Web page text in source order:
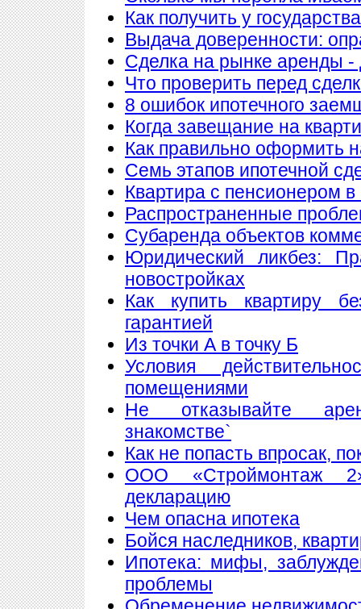
Как получить у
Выдача доверенности:
Сделка на рынке аренды -
Что проверить перед
8 ошибок ипотечного
Когда завещание на
Как правильно оформить
Семь этапов ипотечной
Квартира с пенсионером в
Распространенные
Субаренда объектов
Юридический ликбез:
новостройках
Как купить квартиру
гарантией
Из точки А в точку Б
Условия
помещениями
Не отказывайте
знакомстве`
Как не попасть впросак,
ООО «Строймонтаж
декларацию
Чем опасна ипотека
Бойся наследников,
Ипотека: мифы,
проблемы